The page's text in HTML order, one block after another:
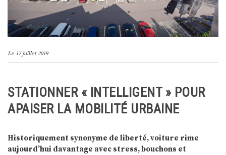
Le 17 juillet 2019
STATIONNER « INTELLIGENT » POUR
APAISER LA MOBILITÉ URBAINE
Historiquement synonyme de liberté, voiture rime
aujourd’hui davantage avec stress, bouchons et